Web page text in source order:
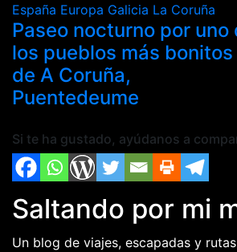
España Europa Galicia La Coruña
Paseo nocturno por uno
los pueblos más bonitos
de A Coruña,
Puentedeume
Si te ha gustado, ayúdanos a
Saltando por mi
Un blog de viajes, escapadas y